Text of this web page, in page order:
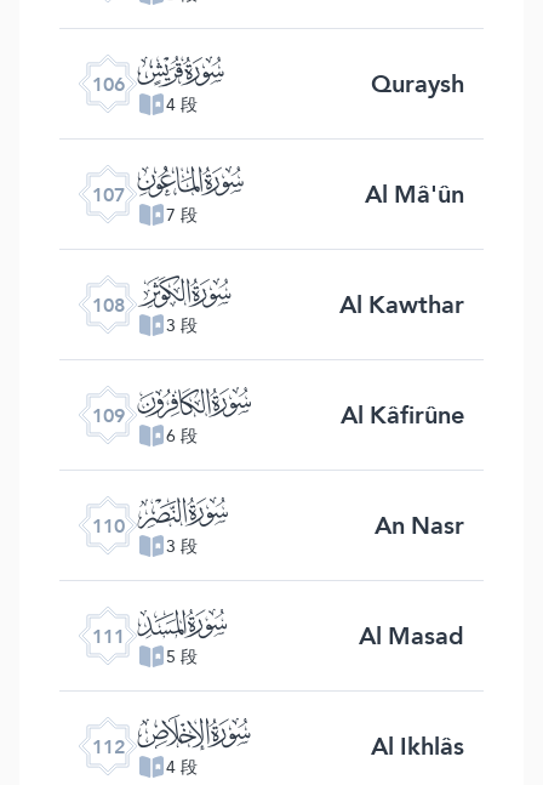
106 ﰗ
4 段 Quraysh
107 ﰘ
7 段 Al Mâ'ûn
108 ﰙ
3 段 Al Kawthar
109 ﰚ
6 段 Al Kâfirûne
110 ﰛ
3 段 An Nasr
111 ﰜ
5 段 Al Masad
112 ﰝ
4 段 Al Ikhlâs